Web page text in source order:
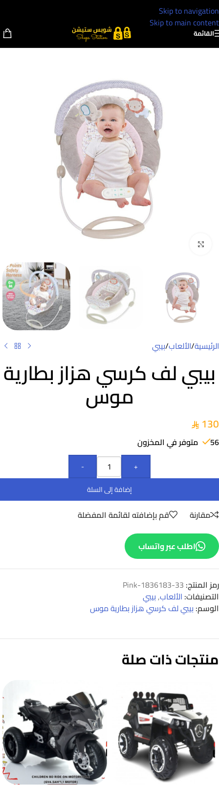
Skip to navigation
Skip to main content
القائمة
الرئيسية/الألعاب/بيبي
بيبي لف كرسي هزاز بطارية
موس
130
56 متوفر في المخزون
-
+
إضافة إلى السلة
مقارنة قم بإضافته لقائمة المفضلة
اطلب عبر واتساب
رمز المنتج: 33-1836183-Pink
التصنيفات: الألعاب,بيبي
الوسم: بيبي لف كرسي هزاز بطارية موس
منتجات ذات صلة